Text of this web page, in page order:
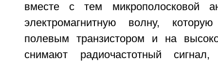
вместе с тем микрополосковой
электромагнитную волну,
полевым транзистором и на
снимают радиочастотный